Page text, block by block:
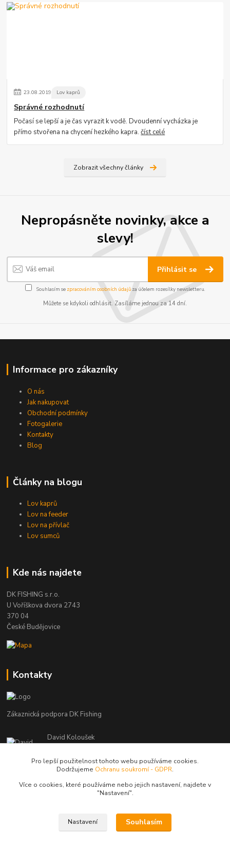
23.08.2019 Lov kaprů
Správné rozhodnutí
Počasí se lepší a je čas vyrazit k vodě. Dvoudenní vycházka je
přímo stvořena na chycení hezkého kapra.číst celé
Zobrazit všechny články
Nepropásněte novinky, akce a
slevy!
Přihlásit se
Souhlasím se zpracováním osobních údajůza účelem rozesílky newsletteru.
Můžete se kdykoli odhlásit. Zasíláme jednou za 14 dní.
Informace pro zákazníky
O nás
Jak nakupovat
Obchodní podmínky
Fotogalerie
Kontakty
Blog
Články na blogu
Lov kaprů
Lov na feeder
Lov na přívlač
Lov sumců
Kde nás najdete
DK FISHING s.r.o.
U Voříškova dvora 2743
370 04
České Budějovice
Kontakty
Zákaznická podpora DK Fishing
David Koloušek
(Po-Pá, 7-18 hod.)
Pro lepší použitelnost tohoto webu používáme cookies.
Dodržujeme Ochranu soukromí - GDPR.
Více o cookies, které používáme nebo jejich nastavení, najdete v
"Nastavení".
Nastavení Souhlasím